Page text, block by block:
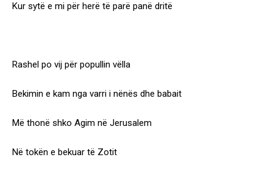
Kur sytë e mi për herë të parë panë dritë
Rashel po vij për popullin vëlla
Bekimin e kam nga varri i nënës dhe babait
Më thonë shko Agim në Jerusalem
Në tokën e bekuar të Zotit